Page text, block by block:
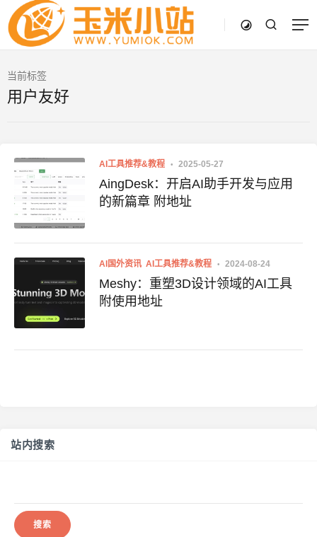
当前标签
用户友好
AI工具推荐&教程 2025-05-27
AingDesk：开启AI助手开发与应用
的新篇章 附地址
AI国外资讯 AI工具推荐&教程 2024-08-24
Meshy：重塑3D设计领域的AI工具
附使用地址
站内搜索